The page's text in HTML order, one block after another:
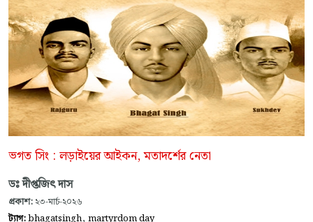
ভগত সিং : লড়াইয়ের আইকন, মতাদর্শের নেতা
ডঃ দীপ্তজিৎ দাস
প্রকাশ: ২৩-মার্চ-২০২৬
ট্যাগ:bhagatsingh, martyrdom day